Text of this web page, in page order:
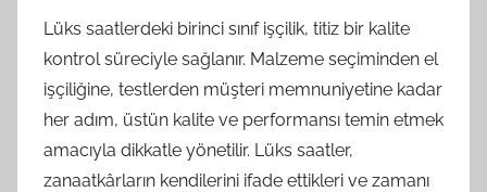
Lüks saatlerdeki birinci sınıf işçilik, titiz bir kalite
kontrol süreciyle sağlanır. Malzeme seçiminden el
işçiliğine, testlerden müşteri memnuniyetine kadar
her adım, üstün kalite ve performansı temin etmek
amacıyla dikkatle yönetilir. Lüks saatler,
zanaatkârların kendilerini ifade ettikleri ve zamanı